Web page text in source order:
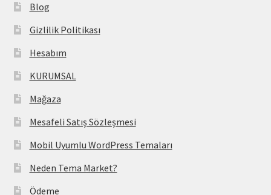
Blog
Gizlilik Politikası
Hesabım
KURUMSAL
Mağaza
Mesafeli Satış Sözleşmesi
Mobil Uyumlu WordPress Temaları
Neden Tema Market?
Ödeme